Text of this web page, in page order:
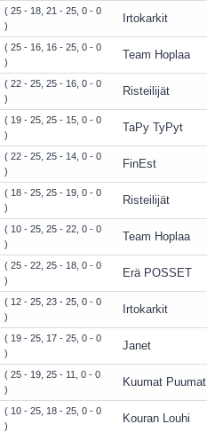
( 25 - 18, 21 - 25, 0 - 0
)
Irtokarkit
( 25 - 16, 16 - 25, 0 - 0
)
Team Hoplaa
( 22 - 25, 25 - 16, 0 - 0
)
Risteilijät
( 19 - 25, 25 - 15, 0 - 0
)
TaPy TyPyt
( 22 - 25, 25 - 14, 0 - 0
)
FinEst
( 18 - 25, 25 - 19, 0 - 0
)
Risteilijät
( 10 - 25, 25 - 22, 0 - 0
)
Team Hoplaa
( 25 - 22, 25 - 18, 0 - 0
)
Erä POSSET
( 12 - 25, 23 - 25, 0 - 0
)
Irtokarkit
( 19 - 25, 17 - 25, 0 - 0
)
Janet
( 25 - 19, 25 - 11, 0 - 0
)
Kuumat Puumat
( 10 - 25, 18 - 25, 0 - 0
)
Kouran Louhi